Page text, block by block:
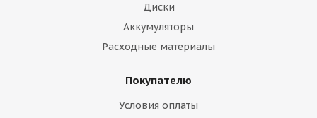
Диски
Аккумуляторы
Расходные материалы
Покупателю
Условия оплаты